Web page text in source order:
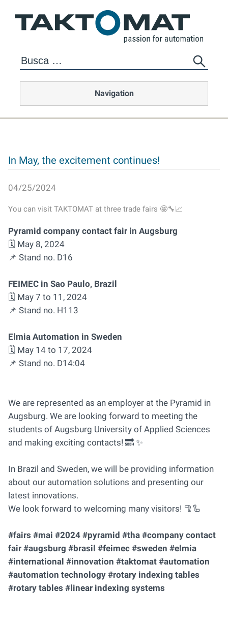
Navigation
In May, the excitement continues!
04/25/2024
You can visit TAKTOMAT at three trade fairs 🤩🔧📈
Pyramid company contact fair in Augsburg
🗓 May 8, 2024
📌 Stand no. D16
FEIMEC in Sao Paulo, Brazil
🗓 May 7 to 11, 2024
📌 Stand no. H113
Elmia Automation in Sweden
🗓 May 14 to 17, 2024
📌 Stand no. D14:04
We are represented as an employer at the Pyramid in
Augsburg. We are looking forward to meeting the
students of Augsburg University of Applied Sciences
and making exciting contacts! 🔜 ✨
In Brazil and Sweden, we will be providing information
about our automation solutions and presenting our
latest innovations.
We look forward to welcoming many visitors! 🦿🦾
#fairs #mai #2024 #pyramid #tha #company contact
fair #augsburg #brasil #feimec #sweden #elmia
#international #innovation #taktomat #automation
#automation technology #rotary indexing tables
#rotary tables #linear indexing systems